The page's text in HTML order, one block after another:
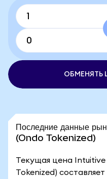
ОБМЕНЯТЬ
Последние данные
(Ondo Tokenized)
Текущая цена Intuitive
Tokenized) составляет